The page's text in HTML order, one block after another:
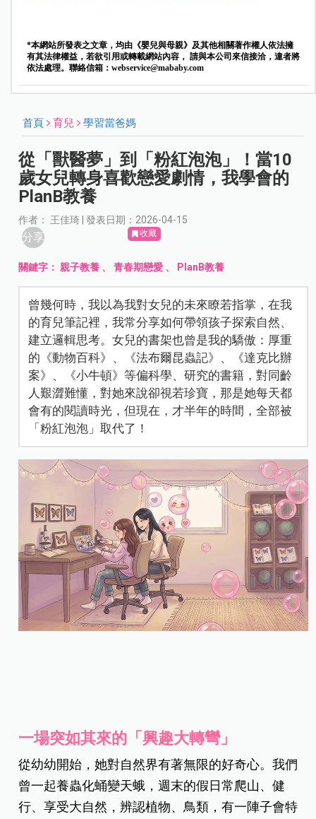
*本網站所發表之文章，均由《嬰兒與母親》及其他相關著作權人依法擁
有其法律權益，若欲引用或轉載網站內容， 請與本公司來信接洽，違者將
依法處理。聯絡信箱： webservice@mababy.com
首頁 育兒 學習當爸媽
從「獸醫夢」到「粉紅泡泡」！當10
歲女兒轉身喜歡戀愛劇情，我學會的
PlanB教養
作者： 王佳琦 | 發表日期：2026-04-15
分享 收藏
關鍵字：親子教養 、青春期戀愛 、 PlanB教養
曾幾何時，我以為我對女兒的未來瞭若指掌，在我
的育兒筆記裡，我常分享如何帶領孩子探索自然、
建立邏輯思考。女兒的書架也曾是我的驕傲：厚重
的《動物百科》、《法布爾昆蟲記》、《達克比辦
案》、《小牛頓》等偏科學、研究的書籍，對同齡
人艱澀難懂，對她來說卻視若珍寶，那是她每天都
會有的閱讀時光，但現在，才半年的時間，全部被
「粉紅泡泡」取代了！
一場突如其來的「興趣大轉彎」
從幼幼開始，她對自然界有著無限的好奇心。我們
曾一起養蟲化蛹變天蛾，週末的假日常爬山、健
行、享受大自然，辨認植物、鳥類，有一陣子會特